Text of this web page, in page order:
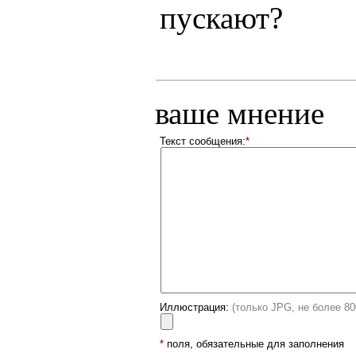
пускают?
ваше мнение
Текст сообщения:*
Иллюстрация: (только JPG, не более
* поля, обязательные для заполнения